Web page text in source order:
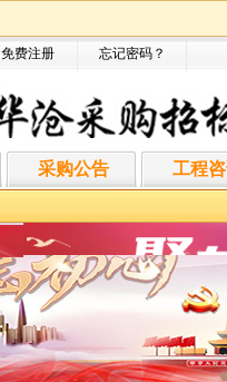
免费注册 忘记密码？
采购公告 工程